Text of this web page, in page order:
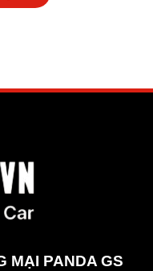
MẠI PANDA GS